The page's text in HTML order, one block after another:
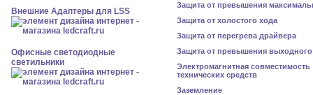
Внешние Адаптеры для LSS
Офисные светодиодные
светильники
Защита от превышения
Защита от холостого хода
Защита от перегрева драйвера
Защита от превышения
Электромагнитная совместимость
технических средств
Заземление